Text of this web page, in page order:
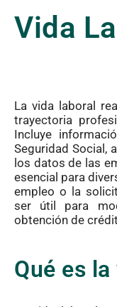
Vida
La vida laboral
trayectoria
Incluye
Seguridad Social,
los datos de las
esencial para
empleo o la
ser útil para
obtención de
Qué es